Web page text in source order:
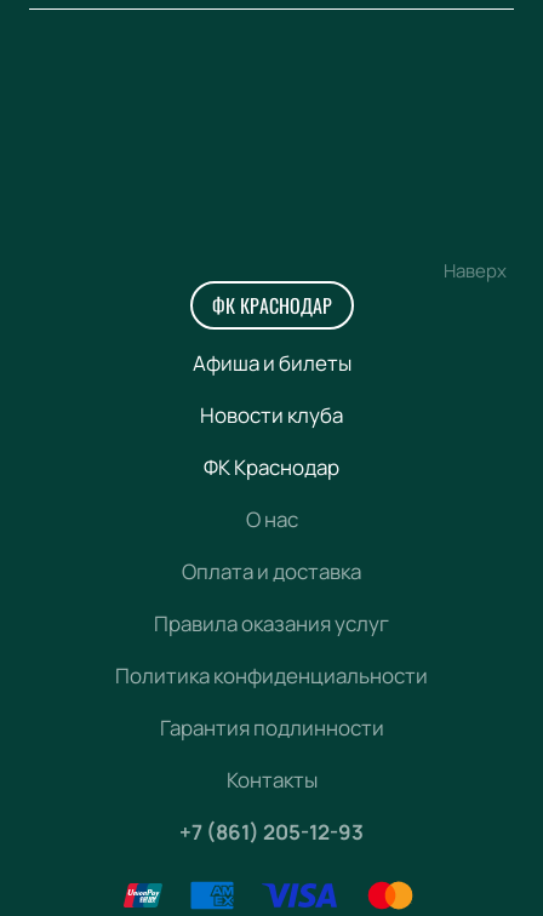
Наверх
ФК КРАСНОДАР
Афиша и билеты
Новости клуба
ФК Краснодар
О нас
Оплата и доставка
Правила оказания услуг
Политика конфиденциальности
Гарантия подлинности
Контакты
+7 (861) 205-12-93